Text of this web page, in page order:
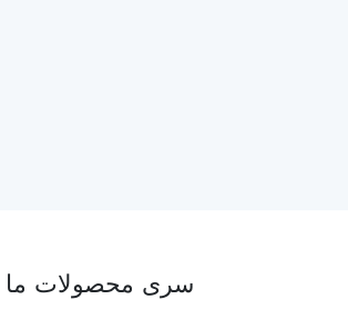
سری محصولات ما